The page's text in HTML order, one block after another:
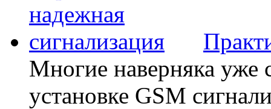
Многие наверняка уже
установке GSM